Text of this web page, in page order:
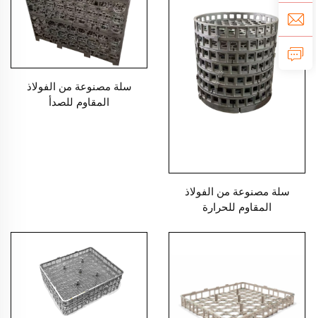
سلة مصنوعة من الفولاذ
المقاوم للحرارة
سلة مصنوعة من الفولاذ
المقاوم للصدأ